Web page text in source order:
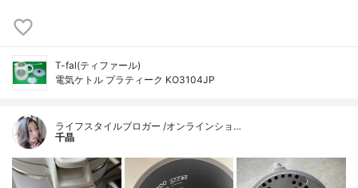
T-fal(ティファール)
電気ケトル プラティーク KO3104JP
ライフスタイルブロガー /オンラインショ…
千晶